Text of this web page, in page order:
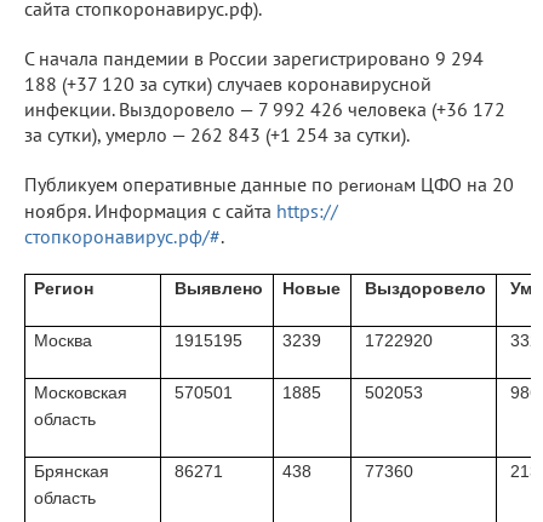
сайта стопкоронавирус.рф).
С начала пандемии в России зарегистрировано 9 294
188 (+37 120 за сутки) случаев коронавирусной
инфекции. Выздоровело — 7 992 426 человека (+36 172
за сутки), умерло — 262 843 (+1 254 за сутки).
Публикуем оперативные данные по регионам ЦФО на 20
ноября. Информация с сайта https://
стопкоронавирус.рф/#.
Регион Выявлено Новые Выздоровело
Москва 1915195 3239 1722920
Московская
область
570501 1885 502053
Брянская
область
86271 438 77360